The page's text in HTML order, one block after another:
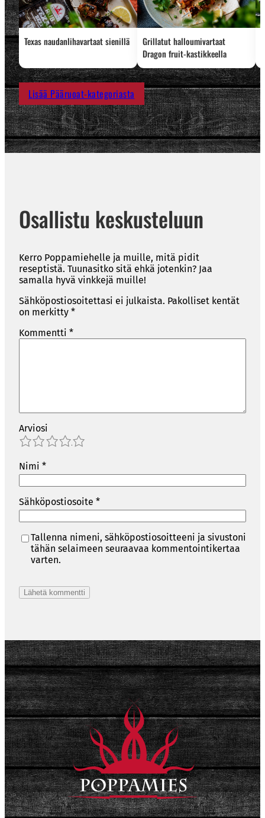
Texas naudanlihavartaat sienillä
Grillatut halloumivartaat
Dragon fruit-kastikkeella
Lisää Pääruoat-kategoriasta
Osallistu keskusteluun
Kerro Poppamiehelle ja muille, mitä pidit
reseptistä. Tuunasitko sitä ehkä jotenkin? Jaa
samalla hyvä vinkkejä muille!
Sähköpostiosoitettasi ei julkaista. Pakolliset kentät
on merkitty *
Kommentti *
Arviosi
4
3
2
1
Nimi *
Sähköpostiosoite *
Tallenna nimeni, sähköpostiosoitteeni ja sivustoni
tähän selaimeen seuraavaa kommentointikertaa
varten.